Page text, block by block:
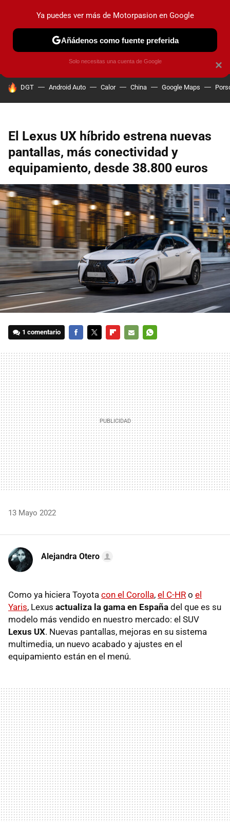
PRUEBAS COCHES ELÉCTRICOS OBSERVATORIO
HOY SE HABLA DE
DGT Android Auto Calor China Google Maps
El Lexus UX híbrido estrena nuevas
pantallas, más conectividad y
equipamiento, desde 38.800 euros
1 comentario
MAIL
13 Mayo 2022
Alejandra Otero
Como ya hiciera Toyota con el Corolla, el C-HR o el
Yaris, Lexus actualiza la gama en España del que es su
modelo más vendido en nuestro mercado: el SUV
Lexus UX. Nuevas pantallas, mejoras en su sistema
multimedia, un nuevo acabado y ajustes en el
equipamiento están en el menú.
×
Ya puedes ver más de Motorpasion en Google
Añádenos como fuente preferida
Solo necesitas una cuenta de Google